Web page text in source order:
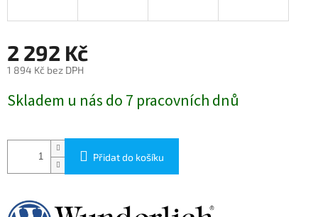
2 292 Kč
1 894 Kč bez DPH
cena:
Skladem u nás do 7 pracovních dnů
Přidat do košíku